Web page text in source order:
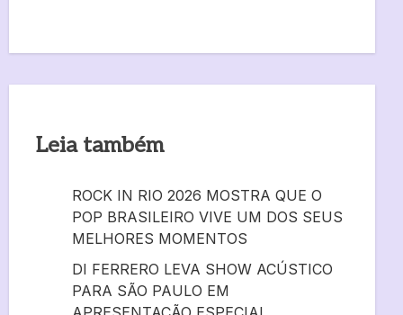
Leia também
ROCK IN RIO 2026 MOSTRA QUE O
POP BRASILEIRO VIVE UM DOS SEUS
MELHORES MOMENTOS
DI FERRERO LEVA SHOW ACÚSTICO
PARA SÃO PAULO EM